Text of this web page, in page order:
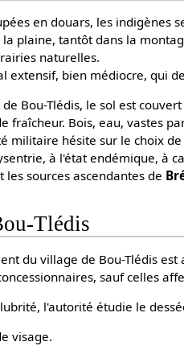
en douars, les indigènes
plaine, tantôt dans la
naturelles.
extensif, bien médiocre, qui
Bou-Tlédis, le sol est
fraîcheur. Bois, eau, vastes
militaire hésite sur le choix
à l'état endémique, à
sources ascendantes de
Tlédis
du village de Bou-Tlédis
sauf celles
l'autorité étudie le
visage.